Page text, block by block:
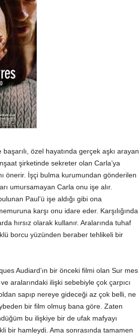
özel hayatında gerçek aşkı arayan
şirketinde sekreter olan Carla’ya
önerir. İşçi bulma kurumundan gönderilen
umursamayan Carla onu işe alır.
Paul’ü işe aldığı gibi ona
karşı onu idare eder. Karşılığında
hırsız olarak kullanır. Aralarında tuhaf
borcu yüzünden beraber tehlikeli bir
Audiard’ın bir önceki filmi olan Sur mes
aralarındaki ilişki sebebiyle çok çarpıcı
sapıp nereye gideceği az çok belli, ne
bir film olmuş bana göre. Zaten
bu ilişkiye bir de ufak mafyayı
bir hamleydi. Ama sonrasında tamamen